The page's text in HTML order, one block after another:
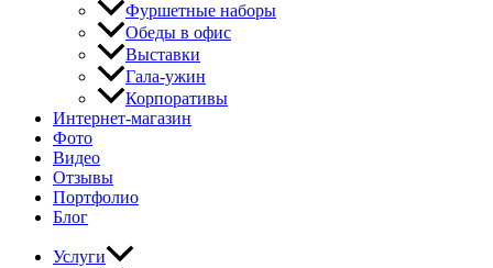
Фуршетные наборы
Обеды в офис
Выставки
Гала-ужин
Корпоративы
Интернет-магазин
Фото
Видео
Отзывы
Портфолио
Блог
Услуги